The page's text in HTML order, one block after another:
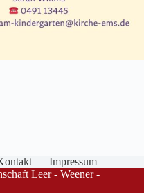
Impressum
Leer - Weener -